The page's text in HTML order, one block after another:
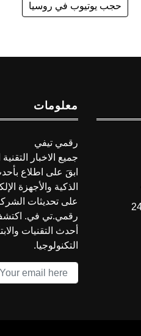
حجب يوتيوب في روسيا
معلومات
رقمي تيفي
جميع الاخبار
ابقَ على اطلاع
الذكية والأجهزة
على تحديثات
رقمي.تي في.
أحدث التقنيات
التكنولوجيا.